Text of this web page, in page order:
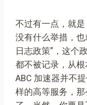
不过有一点，就
没有什么举措，
日志政策”，这个
都不被记录，从
ABC 加速器并不
样的高等服务，